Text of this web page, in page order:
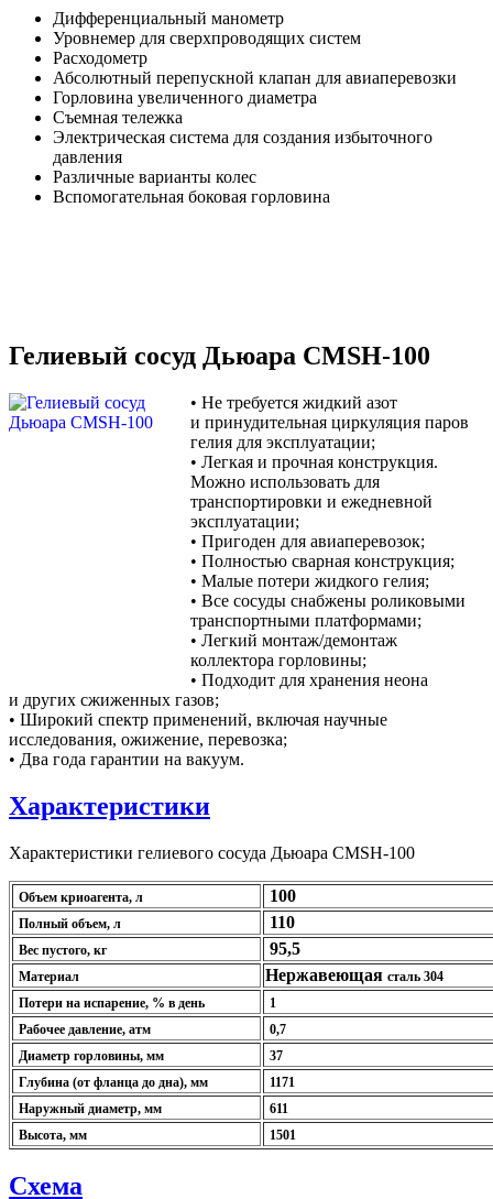
Дифференциальный манометр
Уровнемер для сверхпроводящих систем
Расходометр
Абсолютный перепускной клапан для авиаперевозки
Горловина увеличенного диаметра
Съемная тележка
Электрическая система для создания избыточного
давления
Различные варианты колес
Вспомогательная боковая горловина
Гелиевый сосуд Дьюара CMSH-100
• Не требуется жидкий азот
и принудительная циркуляция паров
гелия для эксплуатации;
• Легкая и прочная конструкция.
Можно использовать для
транспортировки и ежедневной
эксплуатации;
• Пригоден для авиаперевозок;
• Полностью сварная конструкция;
• Малые потери жидкого гелия;
• Все сосуды снабжены роликовыми
транспортными платформами;
• Легкий монтаж/демонтаж
коллектора горловины;
• Подходит для хранения неона
и других сжиженных газов;
• Широкий спектр применений, включая научные
исследования, ожижение, перевозка;
• Два года гарантии на вакуум.
Характеристики
Характеристики гелиевого сосуда Дьюара CMSH-100
Объем криоагента, л 100
Полный объем, л 110
Вес пустого, кг 95,5
Материал Нержавеющая сталь 304
Потери на испарение, % в день
1
Рабочее давление, атм
0,7
Диаметр горловины, мм
37
Глубина (от фланца до дна), мм
1171
Наружный диаметр, мм
611
Высота, мм
1501
Схема